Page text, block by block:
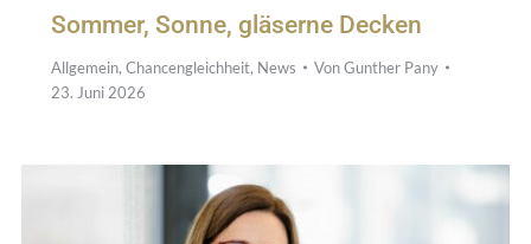
Sommer, Sonne, gläserne Decken
Allgemein, Chancengleichheit, News VonGunther Pany
23. Juni 2026